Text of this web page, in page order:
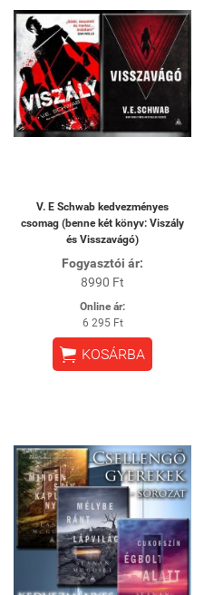
V. E Schwab kedvezményes
csomag (benne két könyv: Viszály
és Visszavágó)
Fogyasztói ár:
8990 Ft
Online ár:
6 295 Ft
 KOSÁRBA